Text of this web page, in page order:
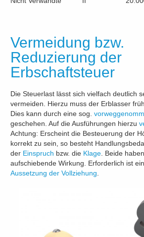
Vermeidung bzw.
Reduzierung der
Erbschaftsteuer
Die Steuerlast lässt sich vielfach deutlich
vermeiden. Hierzu muss der Erblasser
Dies kann durch eine sog.
geschehen. Auf die Ausführungen hierzu
Achtung: Erscheint die Besteuerung der
korrekt zu sein, so besteht
der Einspruch bzw. die Klage . Beide
aufschiebende Wirkung. Erforderlich ist
Aussetzung der Vollziehung